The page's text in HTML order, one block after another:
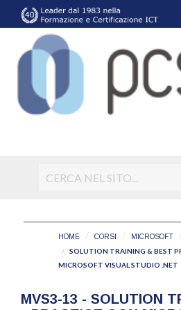
HOME CORSI MICROSOFT
SOLUTION TRAINING & BEST
MICROSOFT VISUAL STUDIO .NET
MVS3-13 - SOLUTION